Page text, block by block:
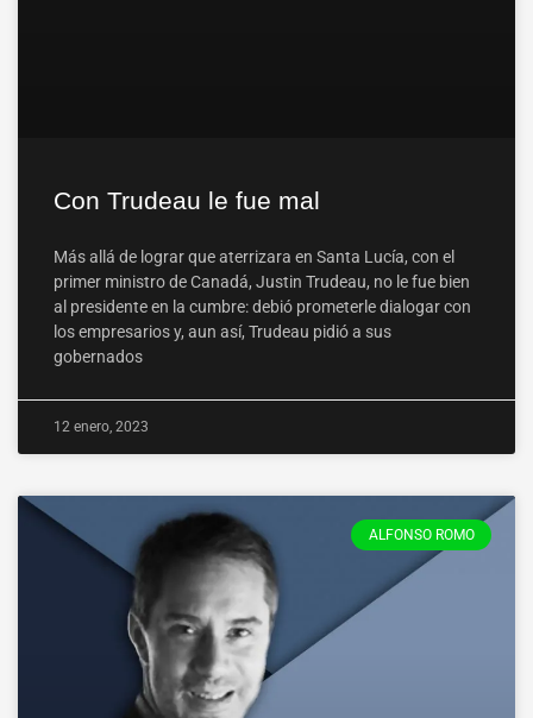
Con Trudeau le fue mal
Más allá de lograr que aterrizara en Santa Lucía, con el
primer ministro de Canadá, Justin Trudeau, no le fue bien
al presidente en la cumbre: debió prometerle dialogar con
los empresarios y, aun así, Trudeau pidió a sus
gobernados
12 enero, 2023
ALFONSO ROMO